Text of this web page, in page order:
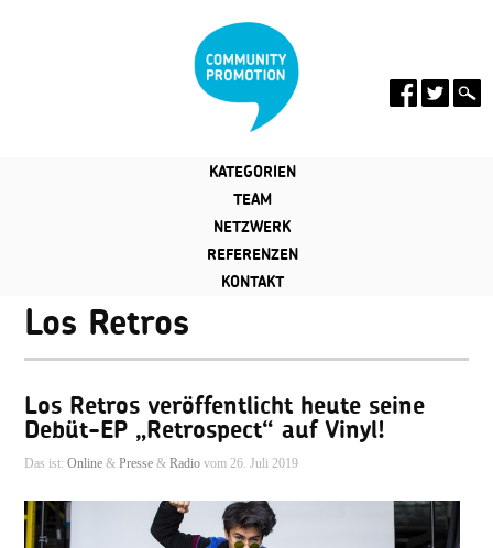
KATEGORIEN
TEAM
NETZWERK
REFERENZEN
KONTAKT
Los Retros
Los Retros veröffentlicht heute seine
Debüt-EP „Retrospect“ auf Vinyl!
Das ist: Online& Presse& Radiovom 26. Juli 2019